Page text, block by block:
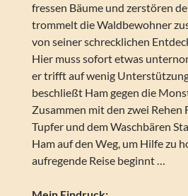
fressen Bäume und zerstören
trommelt die Waldbewohner
von seiner schrecklichen
Hier muss sofort etwas
er trifft auf wenig
beschließt Ham gegen die
Zusammen mit den zwei Rehen
Tupfer und dem Waschbären
Ham auf den Weg, um Hilfe zu
aufregende Reise beginnt …